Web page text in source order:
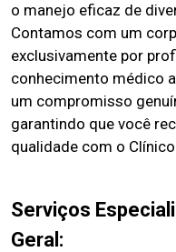
o manejo eficaz de
Contamos com um
exclusivamente por
conhecimento médico
um compromisso
garantindo que você
qualidade com o
Serviços
Geral: